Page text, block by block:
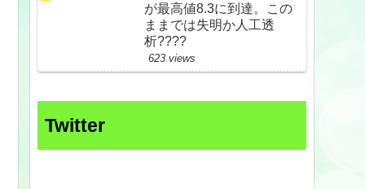
が最高値8.3に到達。この
ままでは失明か人工透
析????
623 views
Twitter